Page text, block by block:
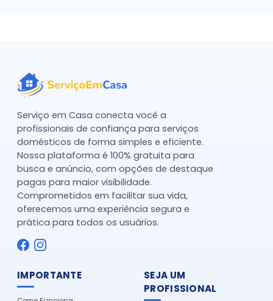
Serviço em Casa conecta você a
profissionais de confiança para serviços
domésticos de forma simples e eficiente.
Nossa plataforma é 100% gratuita para
busca e anúncio, com opções de destaque
pagas para maior visibilidade.
Comprometidos em facilitar sua vida,
oferecemos uma experiência segura e
prática para todos os usuários.
IMPORTANTE
SEJA UM
PROFISSIONAL